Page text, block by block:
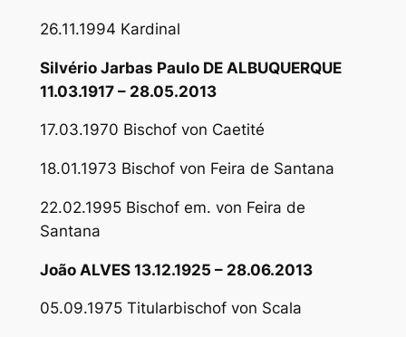
26.11.1994 Kardinal
Silvério Jarbas Paulo DE ALBUQUERQUE
11.03.1917 – 28.05.2013
17.03.1970 Bischof von Caetité
18.01.1973 Bischof von Feira de Santana
22.02.1995 Bischof em. von Feira de
Santana
João ALVES 13.12.1925 – 28.06.2013
05.09.1975 Titularbischof von Scala